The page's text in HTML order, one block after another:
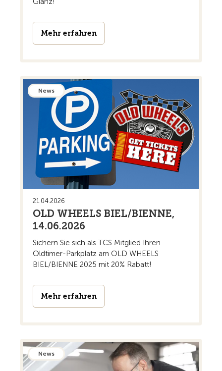
Mehr erfahren
News
21.04.2026
OLD WHEELS BIEL/BIENNE,
14.06.2026
Sichern Sie sich als TCS Mitglied Ihren
Oldtimer-Parkplatz am OLD WHEELS
BIEL/BIENNE 2025 mit 20% Rabatt!
Mehr erfahren
News